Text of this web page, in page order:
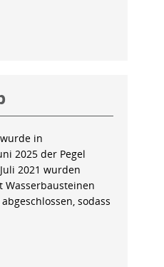
in
2025 der Pegel
2021 wurden
sodass